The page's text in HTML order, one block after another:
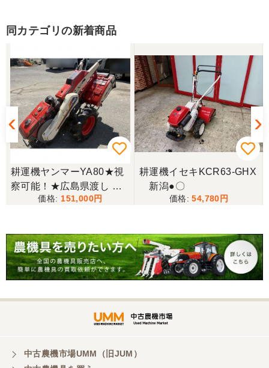
うございました。
山梨県／じん
整備された中古のバインダーを探していて、金額も
だいたい予算内だったのですぐに決めました！ それ
から陸送が可能という所も大きな決め手で、良い買
い物が出来たと非常に満足しております。
山梨県／今井基史
この度は、迅速な対応ありがとうございました。た
だ、メールに記載の配達の受け取りについてタイム
ラグがあり少しとまどいましたので、星をひとつの
山梨県／
迅速丁寧にご対応くださいました。この度はありが
です。
同カテゴリの新着商品
耕運機ヤンマーYA80★視
察可能！★広島県渡し ヤ
ンマー 耕運機 YA80 8馬力
現状渡し【P11435487】
151,000
耕運機イセキKCR63-GHX
新潟●〇
54,780
中古農機市場UMM（旧JUM）